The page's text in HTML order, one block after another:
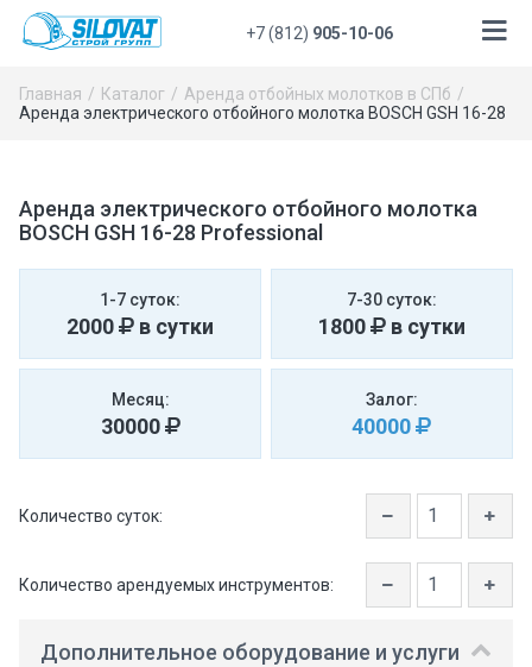
+7 (812) 905-10-06
Главная Каталог
Аренда отбойных молотков в СПб
Аренда электрического отбойного молотка BOSCH GSH 16-28
Аренда электрического отбойного молотка
BOSCH GSH 16-28 Professional
1-7 суток:
2000 в сутки
7-30 суток:
1800 в сутки
Месяц:
30000
Залог:
40000
Количество суток:
Количество арендуемых инструментов:
Дополнительное оборудование и услуги